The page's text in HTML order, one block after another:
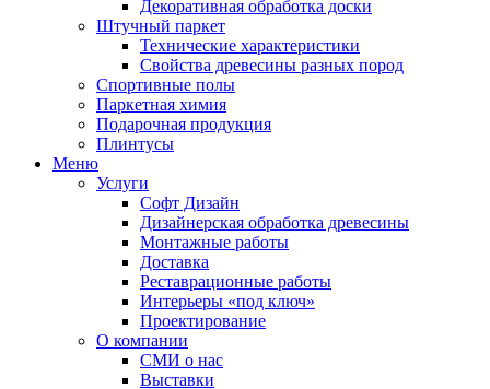
Декоративная обработка доски
Штучный паркет
Технические характеристики
Свойства древесины разных пород
Спортивные полы
Паркетная химия
Подарочная продукция
Плинтусы
Меню
Услуги
Софт Дизайн
Дизайнерская обработка древесины
Монтажные работы
Доставка
Реставрационные работы
Интерьеры «под ключ»
Проектирование
О компании
СМИ о нас
Выставки